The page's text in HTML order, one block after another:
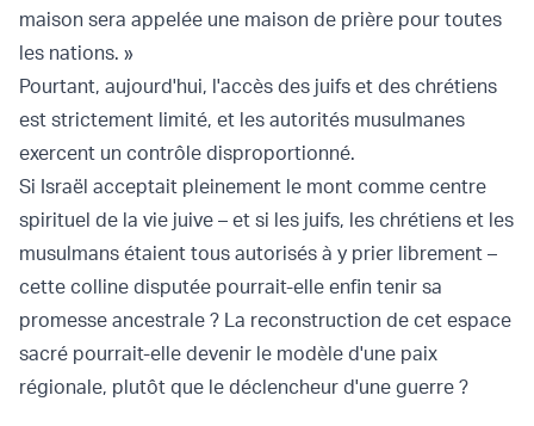
maison sera appelée une maison de prière pour toutes
les nations. »
Pourtant, aujourd'hui, l'accès des juifs et des chrétiens
est strictement limité, et les autorités musulmanes
exercent un contrôle disproportionné.
Si Israël acceptait pleinement le mont comme centre
spirituel de la vie juive – et si les juifs, les chrétiens et les
musulmans étaient tous autorisés à y prier librement –
cette colline disputée pourrait-elle enfin tenir sa
promesse ancestrale ? La reconstruction de cet espace
sacré pourrait-elle devenir le modèle d'une paix
régionale, plutôt que le déclencheur d'une guerre ?